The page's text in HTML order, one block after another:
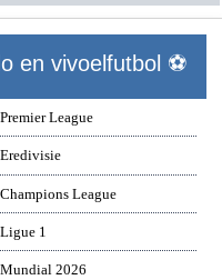
en vivoelfutbol ⚽
Premier League
Eredivisie
Champions League
Ligue 1
Mundial 2026